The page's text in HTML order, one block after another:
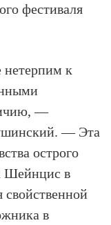
фестиваля
к
—
— Эта
острого
Шейнцис в
в